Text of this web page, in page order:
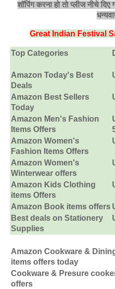
शॉपिंग करना हो तो प्लीज नीचे
Great Indian Festival
Top Categories
Amazon Today's Best
Deals
Amazon Best Sellers
Today
Amazon Men's Fashion
Items Offers
Amazon Women's
Fashion Items Offers
Amazon Women's
Winterwear offers
Amazon Kids Clothing
items Offers
Amazon Book items offers
Best deals on Stationery
Supplies
Amazon Cookware &
items offers today
Cookware & Presure
offers